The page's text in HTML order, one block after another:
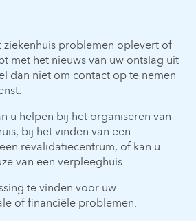
ziekenhuis problemen oplevert of
met het nieuws van uw ontslag uit
dan niet om contact op te nemen
u helpen bij het organiseren van
bij het vinden van een
revalidatiecentrum, of kan u
van een verpleeghuis.
te vinden voor uw
of financiële problemen.